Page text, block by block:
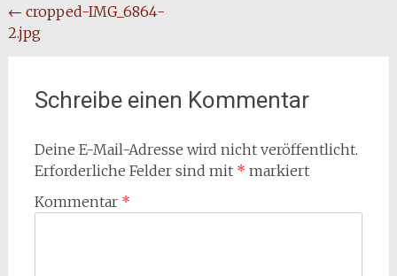
Beitragsnavigation
← cropped-IMG_6864-
2.jpg
Schreibe einen Kommentar
Deine E-Mail-Adresse wird nicht veröffentlicht.
Erforderliche Felder sind mit * markiert
Kommentar *